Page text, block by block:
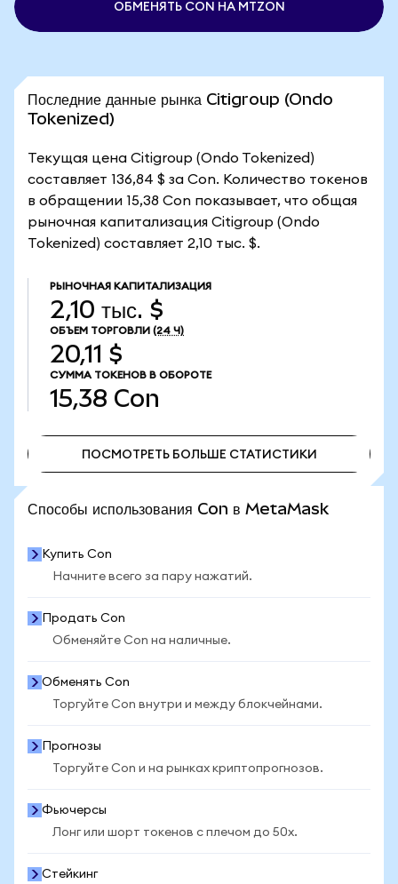
ОБМЕНЯТЬ CON НА MTZON
Последние данные рынка Citigroup (Ondo
Tokenized)
Текущая цена Citigroup (Ondo Tokenized)
составляет 136,84 $ за Con. Количество токенов
в обращении 15,38 Con показывает, что общая
рыночная капитализация Citigroup (Ondo
Tokenized) составляет 2,10 тыс. $.
РЫНОЧНАЯ КАПИТАЛИЗАЦИЯ
2,10 тыс. $
ОБЪЕМ ТОРГОВЛИ (24 Ч)
20,11 $
СУММА ТОКЕНОВ В ОБОРОТЕ
15,38 Con
ПОСМОТРЕТЬ БОЛЬШЕ СТАТИСТИКИ
Способы использования Con в MetaMask
Купить Con
Начните всего за пару нажатий.
Продать Con
Обменяйте Con на наличные.
Обменять Con
Торгуйте Con внутри и между блокчейнами.
Прогнозы
Торгуйте Con и на рынках криптопрогнозов.
Фьючерсы
Лонг или шорт токенов с плечом до 50x.
Стейкинг